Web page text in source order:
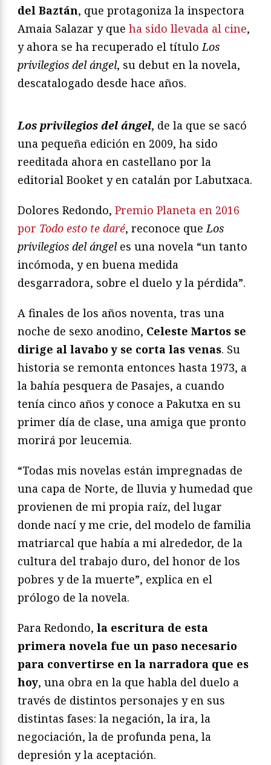
del Baztán, que protagoniza la inspectora
Amaia Salazar y que ha sido llevada al cine,
y ahora se ha recuperado el título Los
privilegios del ángel, su debut en la novela,
descatalogado desde hace años.
Los privilegios del ángel, de la que se sacó
una pequeña edición en 2009, ha sido
reeditada ahora en castellano por la
editorial Booket y en catalán por Labutxaca.
Dolores Redondo, Premio Planeta en 2016
por Todo esto te daré, reconoce que Los
privilegios del ángeles una novela “un tanto
incómoda, y en buena medida
desgarradora, sobre el duelo y la pérdida”.
A finales de los años noventa, tras una
noche de sexo anodino, Celeste Martos se
dirige al lavabo y se corta las venas. Su
historia se remonta entonces hasta 1973, a
la bahía pesquera de Pasajes, a cuando
tenía cinco años y conoce a Pakutxa en su
primer día de clase, una amiga que pronto
morirá por leucemia.
“Todas mis novelas están impregnadas de
una capa de Norte, de lluvia y humedad que
provienen de mi propia raíz, del lugar
donde nací y me crie, del modelo de familia
matriarcal que había a mi alrededor, de la
cultura del trabajo duro, del honor de los
pobres y de la muerte”, explica en el
prólogo de la novela.
Para Redondo, la escritura de esta
primera novela fue un paso necesario
para convertirse en la narradora que es
hoy, una obra en la que habla del duelo a
través de distintos personajes y en sus
distintas fases: la negación, la ira, la
negociación, la de profunda pena, la
depresión y la aceptación.